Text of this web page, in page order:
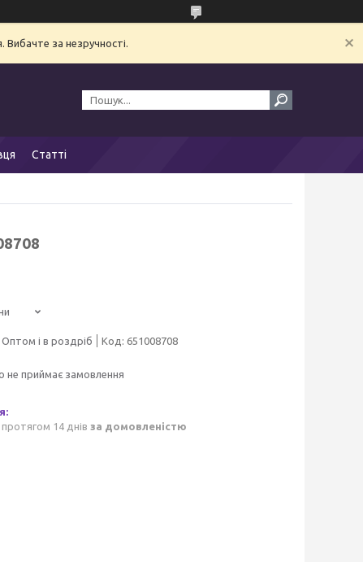
за незручності.
Статті
Оптом і в роздріб Код: 651008708
не приймає замовлення
14 днів за домовленістю